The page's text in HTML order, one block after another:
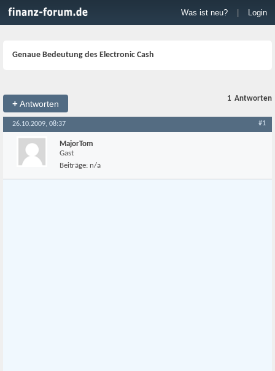
Was ist neu? Login
Genaue Bedeutung des Electronic Cash
+Antworten
1 Antworten
26.10.2009, 08:37 #1
MajorTom
Gast
Beiträge: n/a